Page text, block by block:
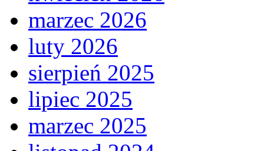
marzec 2026
luty 2026
sierpień 2025
lipiec 2025
marzec 2025